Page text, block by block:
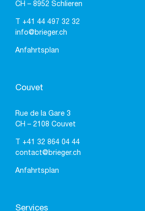
CH – 8952 Schlieren
+41 44 497 32 32
info@brieger.ch
Anfahrtsplan
Couvet
Rue de la Gare 3
CH – 2108 Couvet
+41 32 864 04 44
contact@brieger.ch
Anfahrtsplan
Services